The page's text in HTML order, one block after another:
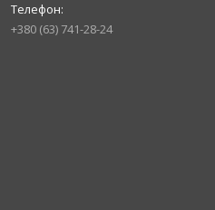
+380 (63) 741-28-24